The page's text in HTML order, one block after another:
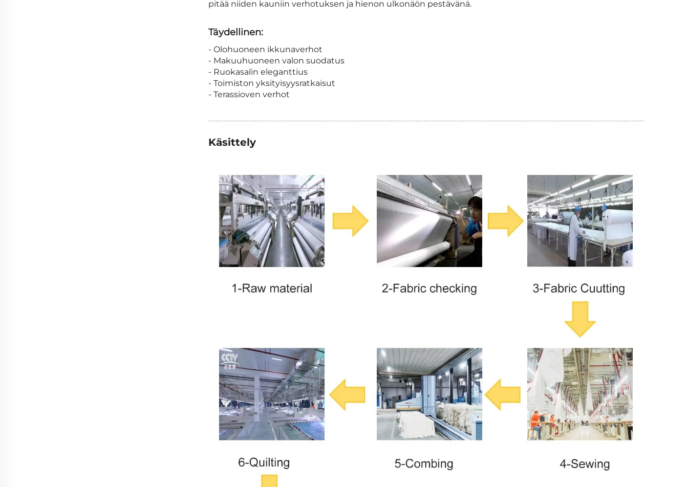
pitää niiden kauniin verhotuksen ja hienon ulkonäön pestävänä.
Täydellinen:
- Olohuoneen ikkunaverhot
- Makuuhuoneen valon suodatus
- Ruokasalin eleganttius
- Toimiston yksityisyysratkaisut
- Terassioven verhot
Käsittely